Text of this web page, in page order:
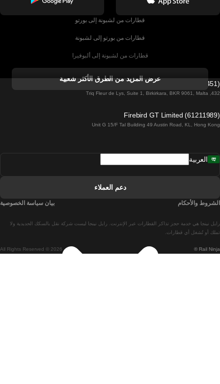
قطارات من لشبونة إلى بورتو
قطارات من بورتو إلى لشبونة
قطارات من لشبونة إلى ألبوفيرا
قطارات من ألبوفيرا إلى لشبونة
قطارات من لشبونة إلى لاغوس
قطارات من لشبونة إلى مدريد
قطارات من مدريد إلى برشلونة
عرض المزيد من الطرق الأكثر شعبية
Firebird GT Limited (OC 1451)
432, Triq Fleur de Lys, Suite 1, Birkirkara, BKR 9061, Malta
Firebird GT Limited (61211989)
Unit G 15/F Tal Building 49 Austin Road, KL, Hong Kong
Rail Ninja ®
All Rights Reserved © 2026
رايل نينجا هي خدمة حجز تذاكر القطارات عبر الإنترنت. رايل نينجا ليست شركة نقل بالسكك الحديدية ولا
تملك أو تُشغل أي قطارات.
العربية
دعم العملاء
الشروط والأحكام بيان سياسة الخصوصية